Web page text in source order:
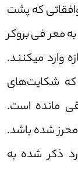
که پشت
معرفی بروکر
شکایت‌های
مانده است.
محرز شده باشد.
ذکر شده به